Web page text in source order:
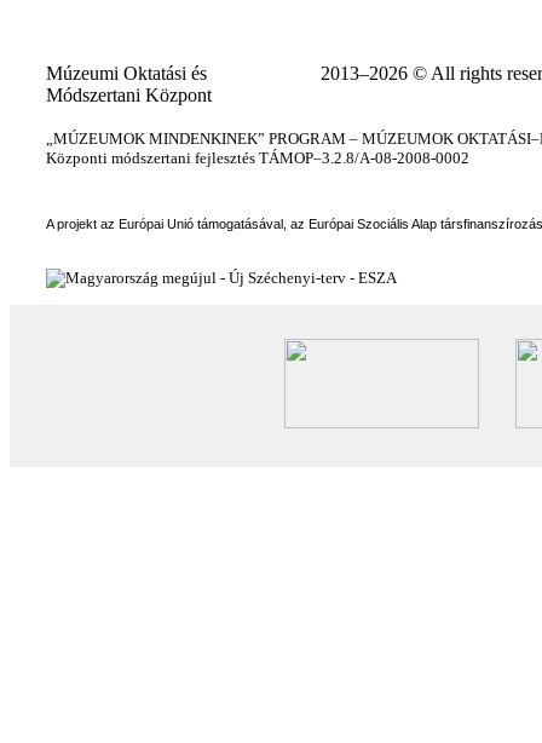
Múzeumi Oktatási és
Módszertani Központ
2013–2026 © All rights
„MÚZEUMOK MINDENKINEK” PROGRAM – MÚZEUMOK
Központi módszertani fejlesztés TÁMOP–3.2.8/A-08-2008-0002
A projekt az Európai Unió támogatásával, az Európai Szociális Alap